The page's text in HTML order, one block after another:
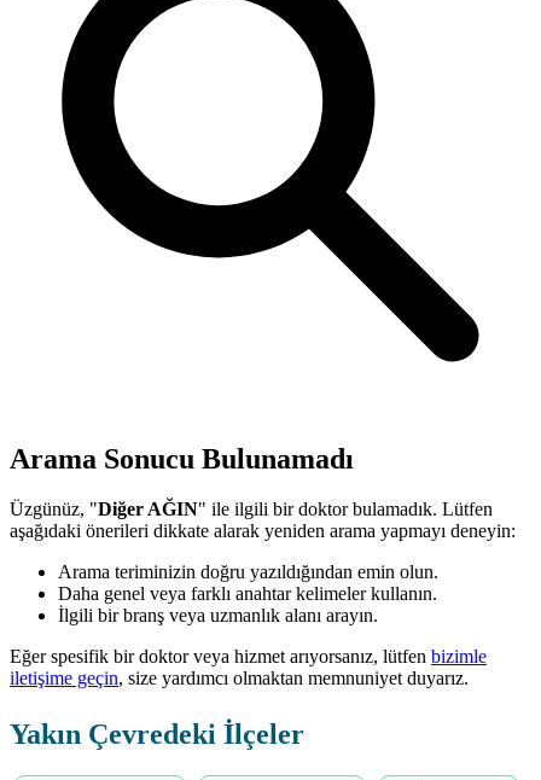
Arama Sonucu Bulunamadı
Üzgünüz, "Diğer AĞIN" ile ilgili bir doktor bulamadık. Lütfen
aşağıdaki önerileri dikkate alarak yeniden arama yapmayı deneyin:
Arama teriminizin doğru yazıldığından emin olun.
Daha genel veya farklı anahtar kelimeler kullanın.
İlgili bir branş veya uzmanlık alanı arayın.
Eğer spesifik bir doktor veya hizmet arıyorsanız, lütfen bizimle
iletişime geçin, size yardımcı olmaktan memnuniyet duyarız.
Yakın Çevredeki İlçeler